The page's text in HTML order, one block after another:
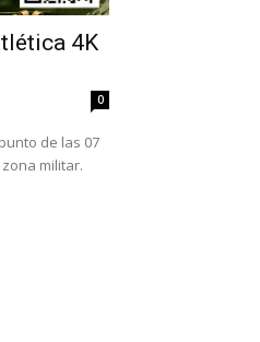
4K
0
de las 07